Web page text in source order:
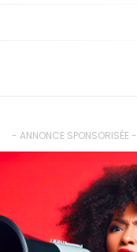
- ANNONCE SPONSORISÉE -